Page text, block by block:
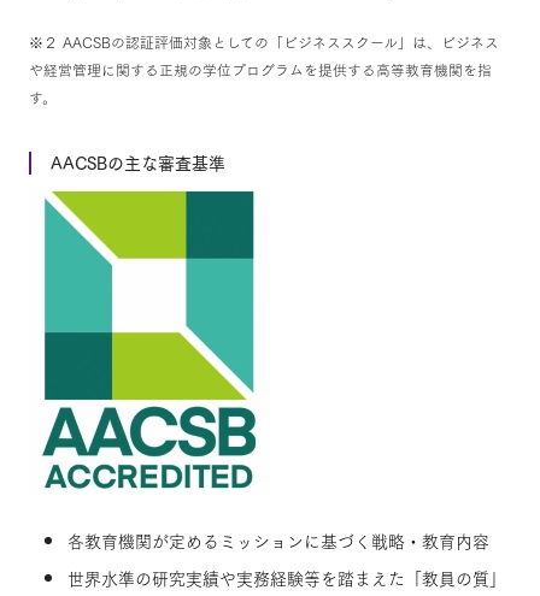
※２ AACSBの認証評価対象としての「ビジネススクール」は、ビジネス
や経営管理に関する正規の学位プログラムを提供する高等教育機関を指
す。
AACSBの主な審査基準
各教育機関が定めるミッションに基づく戦略・教育内容
世界水準の研究実績や実務経験等を踏まえた「教員の質」